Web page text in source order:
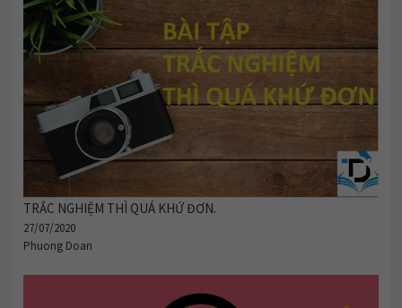
TRẮC NGHIỆM THÌ QUÁ KHỨ ĐƠN.
27/07/2020
Phuong Doan